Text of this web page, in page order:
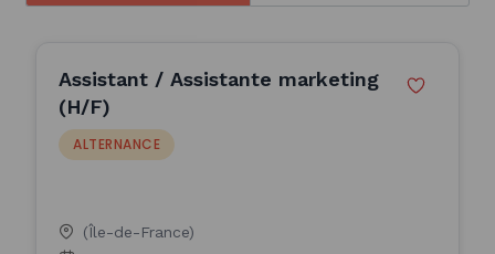
Assistant / Assistante marketing
(H/F)
ALTERNANCE
(Île-de-France)